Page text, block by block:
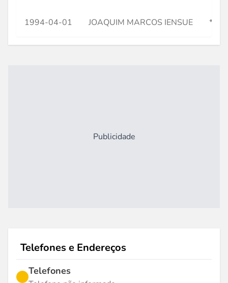
1994-04-01 JOAQUIM MARCOS IENSUE
Publicidade
Telefones e Endereços
Telefones